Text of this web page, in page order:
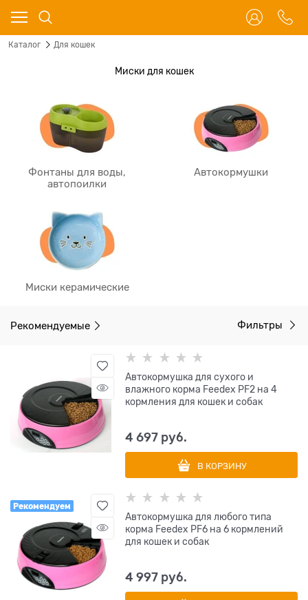
Каталог Для кошек
Миски для кошек
Фонтаны для воды,
автопоилки
Автокормушки
Миски керамические
Рекомендуемые Фильтры
Автокормушка для сухого и
влажного корма Feedex PF2 на 4
кормления для кошек и собак
4 697 руб.
В КОРЗИНУ
Рекомендуем
Автокормушка для любого типа
корма Feedex PF6 на 6 кормлений
для кошек и собак
4 997 руб.